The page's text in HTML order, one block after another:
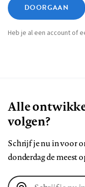
DOORGAAN
Heb je al een account of
Alle
volgen?
Schrijf je nu in voor
donderdag de meest